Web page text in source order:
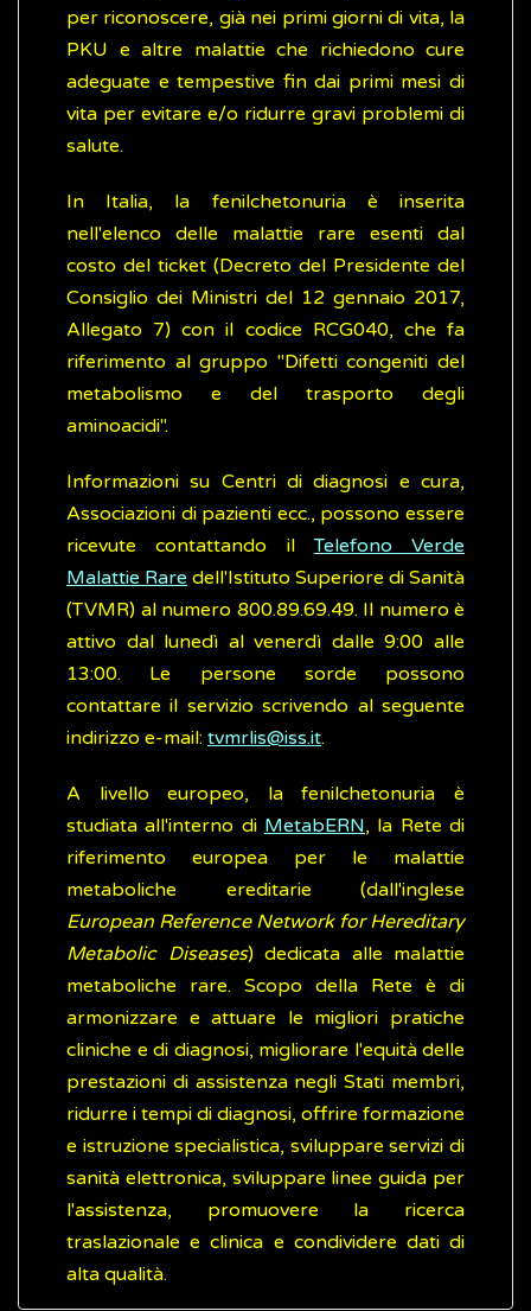
per riconoscere, già nei primi giorni di vita, la
PKU e altre malattie che richiedono cure
adeguate e tempestive fin dai primi mesi di
vita per evitare e/o ridurre gravi problemi di
salute.
In Italia, la fenilchetonuria è inserita
nell'elenco delle malattie rare esenti dal
costo del ticket (Decreto del Presidente del
Consiglio dei Ministri del 12 gennaio 2017,
Allegato 7) con il codice RCG040, che fa
riferimento al gruppo "Difetti congeniti del
metabolismo e del trasporto degli
aminoacidi".
Informazioni su Centri di diagnosi e cura,
Associazioni di pazienti ecc., possono essere
ricevute contattando ilTelefono Verde
Malattie Rare dell'Istituto Superiore di Sanità
(TVMR) al numero 800.89.69.49. Il numero è
attivo dal lunedì al venerdì dalle 9:00 alle
13:00. Le persone sorde possono
contattare il servizio scrivendo al seguente
indirizzo e-mail: tvmrlis@iss.it.
A livello europeo, la fenilchetonuria è
studiata all'interno di MetabERN, la Rete di
riferimento europea per le malattie
metaboliche ereditarie (dall'inglese
European Reference Network for Hereditary
Metabolic Diseases) dedicata alle malattie
metaboliche rare. Scopo della Rete è di
armonizzare e attuare le migliori pratiche
cliniche e di diagnosi, migliorare l'equità delle
prestazioni di assistenza negli Stati membri,
ridurre i tempi di diagnosi, offrire formazione
e istruzione specialistica, sviluppare servizi di
sanità elettronica, sviluppare linee guida per
l'assistenza, promuovere la ricerca
traslazionale e clinica e condividere dati di
alta qualità.